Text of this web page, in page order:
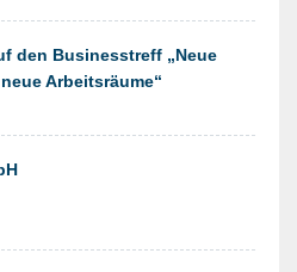
den Businesstreff „Neue
Arbeitsräume“